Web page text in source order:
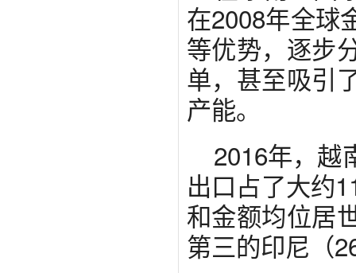
在2008年全球
等优势，逐步
单，甚至吸引
产能。
2016年，越
出口占了大约
和金额均位居
第三的印尼（